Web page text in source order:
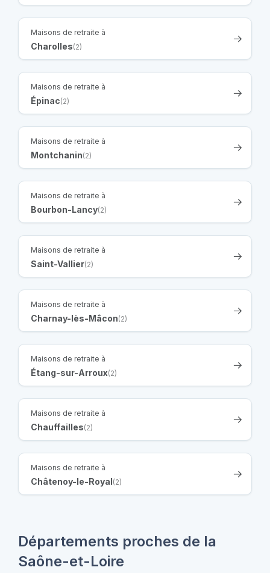
Maisons de retraite à
Charolles(2)
Maisons de retraite à
Épinac(2)
Maisons de retraite à
Montchanin(2)
Maisons de retraite à
Bourbon-Lancy(2)
Maisons de retraite à
Saint-Vallier(2)
Maisons de retraite à
Charnay-lès-Mâcon(2)
Maisons de retraite à
Étang-sur-Arroux(2)
Maisons de retraite à
Chauffailles(2)
Maisons de retraite à
Châtenoy-le-Royal(2)
Départements proches de la
Saône-et-Loire